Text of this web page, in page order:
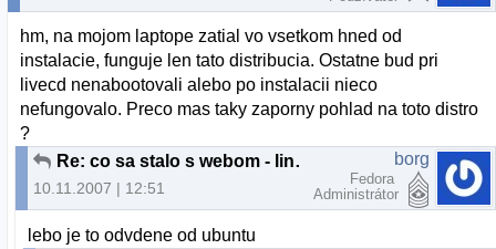
hm, na mojom laptope zatial vo vsetkom hned od
instalacie, funguje len tato distribucia. Ostatne bud pri
livecd nenabootovali alebo po instalacii nieco
nefungovalo. Preco mas taky zaporny pohlad na toto distro
?
Re: co sa stalo s webom - linuxmint.com ...?
10.11.2007 | 12:51
borg
Fedora
Administrátor
lebo je to odvdene od ubuntu